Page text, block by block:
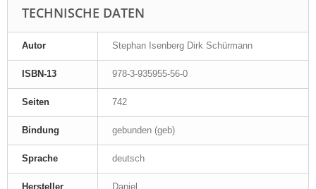
TECHNISCHE DATEN
Autor Stephan Isenberg Dirk Schürmann
ISBN-13 978-3-935955-56-0
Seiten 742
Bindung gebunden (geb)
Sprache deutsch
Hersteller Daniel